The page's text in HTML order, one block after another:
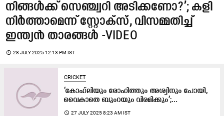
നിങ്ങൾക്ക് സെഞ്ച്വറി അടിക്കണോ?’; കളി
നിർത്താമെന്ന് സ്റ്റോക്സ്, വിസമ്മതിച്ച്
ഇന്ത്യൻ താരങ്ങൾ -VIDEO
access_time 28 JULY 2025 12:13 PM IST
CRICKET
‘കോഹ്‌ലിയും രോഹിത്തും അശ്വിനും പോയി,
വൈകാതെ ബുംറയും വിരമിക്കും’;...
access_time 27 JULY 2025 8:23 AM IST